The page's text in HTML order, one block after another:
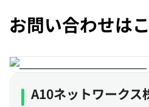
お問い合わせは
A10ネットワークス